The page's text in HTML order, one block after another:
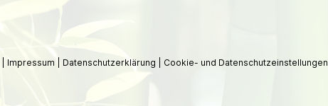
Impressum Datenschutzerklärung Cookie- und Datenschutzeinstellungen